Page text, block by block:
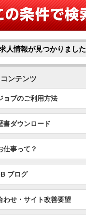
人情報が見つかりました
ンテンツ
ョブのご利用方法
書ダウンロード
事って？
ブログ
わせ・サイト改善要望